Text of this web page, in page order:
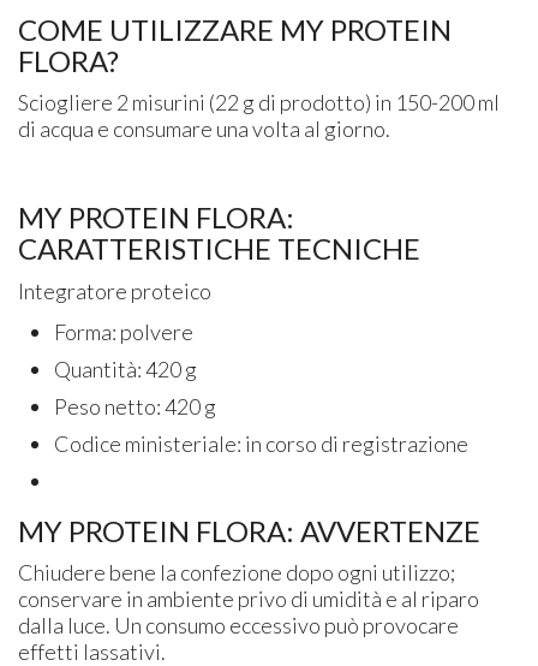
COME UTILIZZARE MY PROTEIN
FLORA?
Sciogliere 2 misurini (22 g di prodotto) in 150-200 ml
di acqua e consumare una volta al giorno.
MY PROTEIN FLORA:
CARATTERISTICHE TECNICHE
Integratore proteico
Forma: polvere
Quantità: 420 g
Peso netto: 420 g
Codice ministeriale: in corso di registrazione
MY PROTEIN FLORA: AVVERTENZE
Chiudere bene la confezione dopo ogni utilizzo;
conservare in ambiente privo di umidità e al riparo
dalla luce. Un consumo eccessivo può provocare
effetti lassativi.